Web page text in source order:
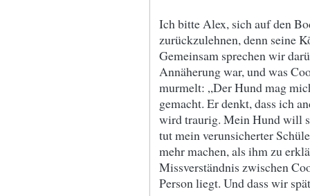
Ich bitte Alex, sich auf den
zurückzulehnen, denn seine
Gemeinsam sprechen wir
Annäherung war, und was
murmelt: „Der Hund mag
gemacht. Er denkt, dass ich
wird traurig. Mein Hund will
tut mein verunsicherter
mehr machen, als ihm zu
Missverständnis zwischen
Person liegt. Und dass wir